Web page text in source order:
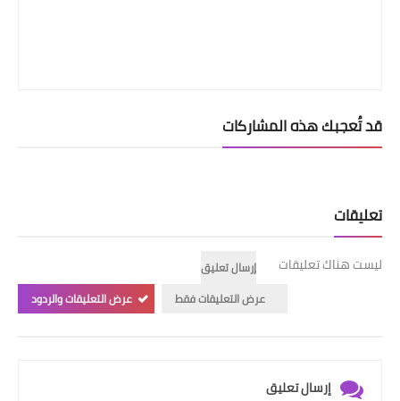
قد تُعجبك هذه المشاركات
تعليقات
ليست هناك تعليقات
إرسال تعليق
عرض التعليقات فقط
عرض التعليقات والردود
إرسال تعليق